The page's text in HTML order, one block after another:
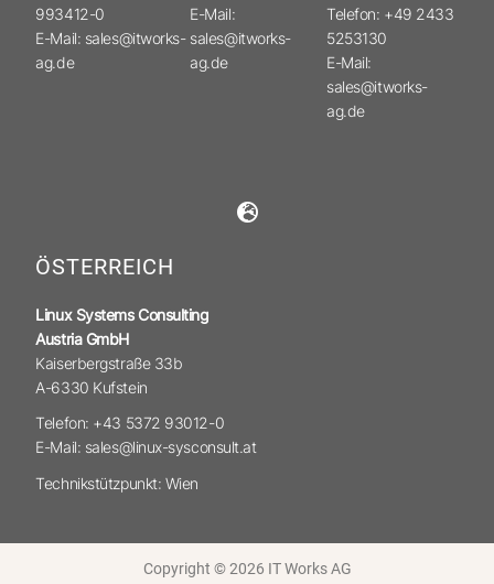
993412-0
E-Mail: sales@itworks-
ag.de
E-Mail:
sales@itworks-
ag.de
Telefon: +49 2433
5253130
E-Mail:
sales@itworks-
ag.de
ÖSTERREICH
Linux Systems Consulting
Austria GmbH
Kaiserbergstraße 33b
A-6330 Kufstein
Telefon: +43 5372 93012-0
E-Mail: sales@linux-sysconsult.at
Technikstützpunkt: Wien
Copyright © 2026 IT Works AG